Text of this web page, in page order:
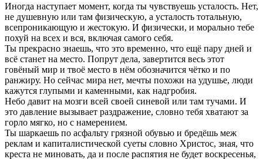
Иногда наступает момент, когда ты чувствуешь усталость. Нет,
не душевную или там физическую, а усталость тотальную,
всепроникающую и жестокую. И физически, и морально тебе
похуй на всех и вся, включая самого себя.
Ты прекрасно знаешь, что это временно, что ещё пару дней и
всё станет на место. Попрут дела, завертится весь этот
говёный мир и твоё место в нём обозначится чётко и по
ранжиру. Но сейчас мира нет, мечты похожи на удушье, люди
кажутся глупыми и каменными, как надгробия.
Небо давит на мозги всей своей синевой или там тучами. И
это давление вызывает раздражение, словно тебя хватают за
горло мягко, но с намерением.
Ты шаркаешь по асфальту грязной обувью и бредёшь меж
реклам и капиталистической суеты словно Христос, зная, что
креста не миновать, да и после распятия не будет воскресенья,